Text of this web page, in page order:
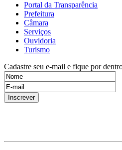
Portal da Transparência
Prefeitura
Câmara
Serviços
Ouvidoria
Turismo
Cadastre seu e-mail e fique por